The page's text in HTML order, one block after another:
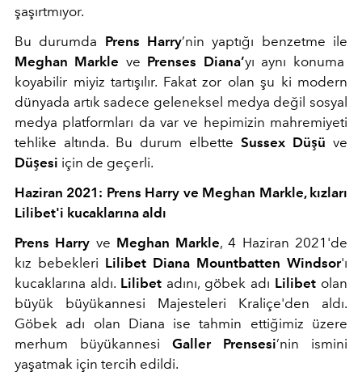
şaşırtmıyor.
Bu durumda Prens Harry’nin yaptığı benzetme ile
Meghan Markle ve Prenses Diana’yı aynı konuma
koyabilir miyiz tartışılır. Fakat zor olan şu ki modern
dünyada artık sadece geleneksel medya değil sosyal
medya platformları da var ve hepimizin mahremiyeti
tehlike altında. Bu durum elbette Sussex Düşü ve
Düşesi için de geçerli.
Haziran 2021: Prens Harry ve Meghan Markle, kızları
Lilibet'i kucaklarına aldı
Prens Harry ve Meghan Markle, 4 Haziran 2021'de
kız bebekleri Lilibet Diana Mountbatten Windsor'ı
kucaklarına aldı. Lilibet adını, göbek adı Lilibet olan
büyük büyükannesi Majesteleri Kraliçe'den aldı.
Göbek adı olan Diana ise tahmin ettiğimiz üzere
merhum büyükannesi Galler Prensesi’nin ismini
yaşatmak için tercih edildi.